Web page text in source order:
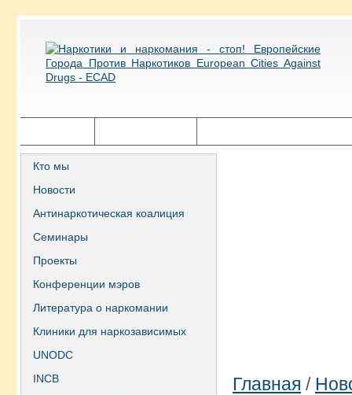
Кто мы
Новости
Антинаркотическая коалиция
Семинары
Проекты
Конференции мэров
Литература о наркомании
Клиники для наркозависимых
UNODC
INCB
Главная /